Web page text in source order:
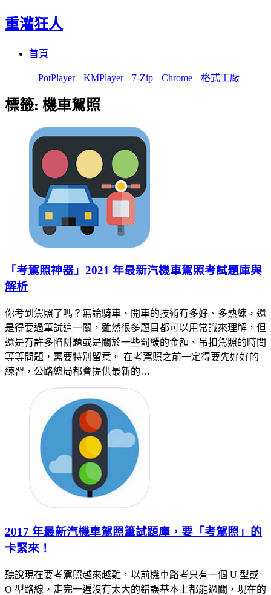
重灌狂人
首頁
PotPlayer KMPlayer 7-Zip Chrome 格式工廠
標籤: 機車駕照
「考駕照神器」2021 年最新汽機車駕照考試題庫與
解析
你考到駕照了嗎？無論騎車、開車的技術有多好、多熟練，還
是得要過筆試這一關，雖然很多題目都可以用常識來理解，但
還是有許多陷阱題或是關於一些罰緩的金額、吊扣駕照的時間
等等問題，需要特別留意。 在考駕照之前一定得要先好好的
練習，公路總局都會提供最新的…
2017 年最新汽機車駕照筆試題庫，要「考駕照」的
卡緊來！
聽說現在要考駕照越來越難，以前機車路考只有一個 U 型或
O 型路線，走完一遍沒有太大的錯誤基本上都能過關，現在的